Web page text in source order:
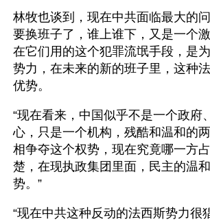
林牧也谈到，现在中共面临最大的
要换班子了，谁上谁下，又是一个
在它们用的这个犯罪流氓手段，是
势力，在未来的新的班子里，这种
优势。
“现在看来，中国似乎不是一个政府
心，只是一个机构，残酷和温和的
相争夺这个权势，现在究竟哪一方
楚，在现执政集团里面，民主的温
势。”
“现在中共这种反动的法西斯势力很